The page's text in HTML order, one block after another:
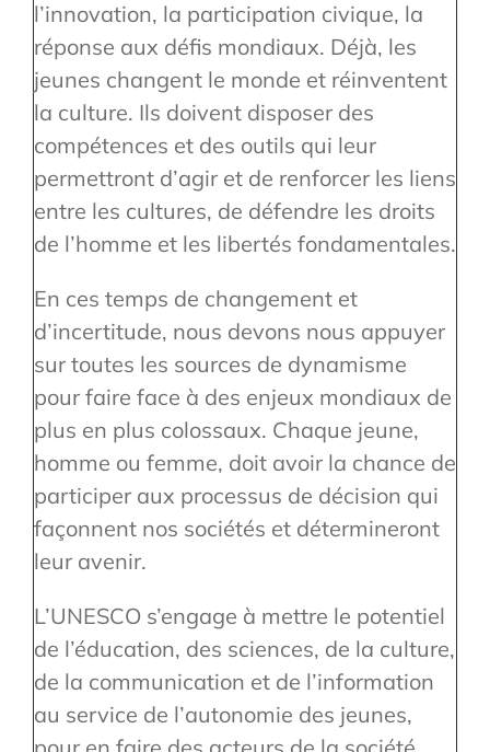
l’innovation, la participation civique, la
réponse aux défis mondiaux. Déjà, les
jeunes changent le monde et réinventent
la culture. Ils doivent disposer des
compétences et des outils qui leur
permettront d’agir et de renforcer les liens
entre les cultures, de défendre les droits
de l’homme et les libertés fondamentales.
En ces temps de changement et
d’incertitude, nous devons nous appuyer
sur toutes les sources de dynamisme
pour faire face à des enjeux mondiaux de
plus en plus colossaux. Chaque jeune,
homme ou femme, doit avoir la chance de
participer aux processus de décision qui
façonnent nos sociétés et détermineront
leur avenir.
L’UNESCO s’engage à mettre le potentiel
de l’éducation, des sciences, de la culture,
de la communication et de l’information
au service de l’autonomie des jeunes,